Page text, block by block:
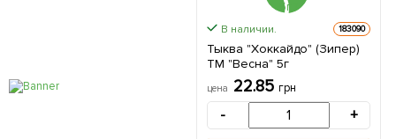
В наличии. 183090
Тыква "Хоккайдо" (Зипер)
ТМ "Весна" 5г
цена 22.85 грн
- +